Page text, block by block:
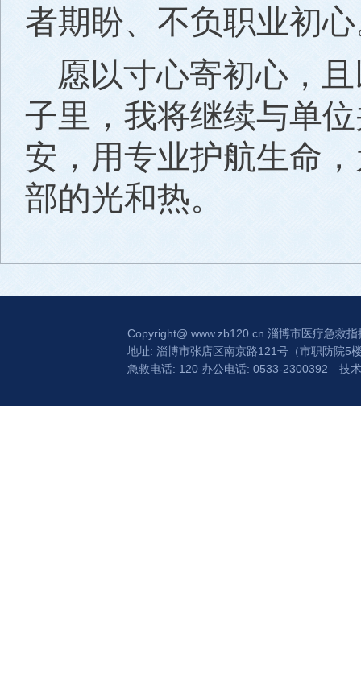
者期盼、不负职业初
愿以寸心寄初心，
子里，我将继续与单
安，用专业护航生命
部的光和热。
Copyright@ www.zb120.cn 淄博市医疗急救指
地址: 淄博市张店区南京路121号（市职防院5
急救电话: 120 办公电话: 0533-2300392
技